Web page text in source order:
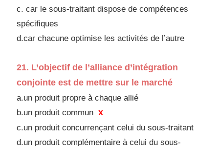
c. car le sous-traitant dispose de compétences
spécifiques
d.car chacune optimise les activités de l’autre
21. L’objectif de l’alliance d’intégration
conjointe est de mettre sur le marché
a.un produit propre à chaque allié
b.un produit commun x
c.un produit concurrençant celui du sous-traitant
d.un produit complémentaire à celui du sous-